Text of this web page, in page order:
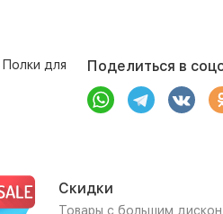
Полки для
Поделиться в
Скидки
Товары с большим